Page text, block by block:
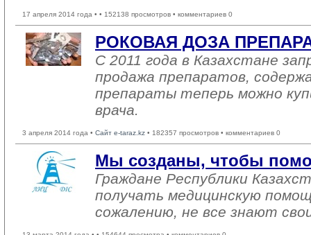
17 апреля 2014 года • • 152138 просмотров • комментариев 0
РОКОВАЯ ДОЗА
С 2011 года в Казахстане
продажа препаратов,
препараты теперь можно
врача.
3 апреля 2014 года • Сайт e-taraz.kz • 182357 просмотров • комментариев 0
Мы созданы, чтобы
Граждане Республики
получать медицинскую
сожалению, не все знают